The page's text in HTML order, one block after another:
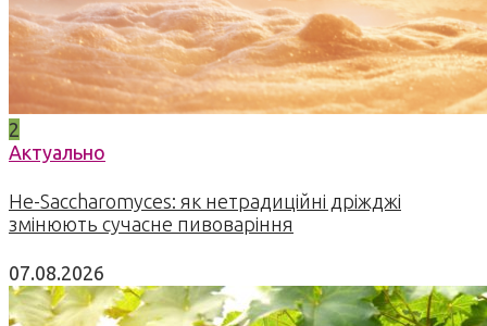
2
Актуально
Не-Saccharomyces: як нетрадиційні дріжджі
змінюють сучасне пивоваріння
07.08.2026